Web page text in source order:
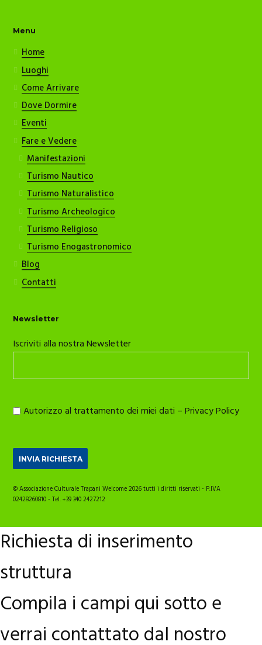
Menu
Home
Luoghi
Come Arrivare
Dove Dormire
Eventi
Fare e Vedere
Manifestazioni
Turismo Nautico
Turismo Naturalistico
Turismo Archeologico
Turismo Religioso
Turismo Enogastronomico
Blog
Contatti
Newsletter
Iscriviti alla nostra Newsletter
Autorizzo al trattamento dei miei dati –Privacy Policy
© Associazione Culturale Trapani Welcome 2026 tutti i diritti riservati - P.IVA
02428260810 - Tel. +39 340 2427212
Richiesta di inserimento
struttura
Compila i campi qui sotto e
verrai contattato dal nostro